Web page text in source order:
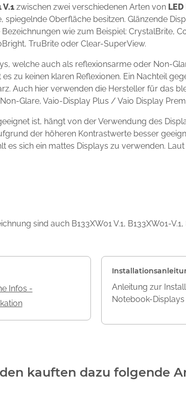
V.1 zwischen zwei verschiedenen Arten von
Oberfläche besitzen. Glänzende
wie zum Beispiel: CrystalBrite,
TruBrite oder Clear-SuperView.
welche auch als reflexionsarme oder Non-
zu keinen klaren Reflexionen. Ein Nachteil
Auch hier verwenden die Hersteller für das
Glare, Vaio-Display Plus / Vaio Display
ist, hängt von der Verwendung des
der höheren Kontrastwerte besser
es sich ein mattes Displays zu verwenden.
sind auch B133XW01 V.1, B133XW01-V.1,
Infos -
Anleitung zur
Notebook-Displays
kauften dazu folgende